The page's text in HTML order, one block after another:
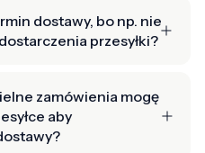
dostawy, bo np. nie
przesyłki?
zamówienia mogę
aby